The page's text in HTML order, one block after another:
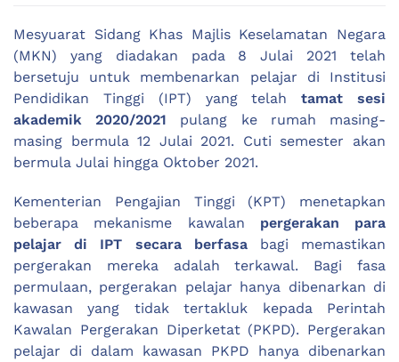
Mesyuarat Sidang Khas Majlis Keselamatan Negara
(MKN) yang diadakan pada 8 Julai 2021 telah
bersetuju untuk membenarkan pelajar di Institusi
Pendidikan Tinggi (IPT) yang telahtamat sesi
akademik 2020/2021 pulang ke rumah masing-
masing bermula 12 Julai 2021. Cuti semester akan
bermula Julai hingga Oktober 2021.
Kementerian Pengajian Tinggi (KPT) menetapkan
beberapa mekanisme kawalan pergerakan para
pelajar di IPT secara berfasabagi memastikan
pergerakan mereka adalah terkawal. Bagi fasa
permulaan, pergerakan pelajar hanya dibenarkan di
kawasan yang tidak tertakluk kepada Perintah
Kawalan Pergerakan Diperketat (PKPD). Pergerakan
pelajar di dalam kawasan PKPD hanya dibenarkan